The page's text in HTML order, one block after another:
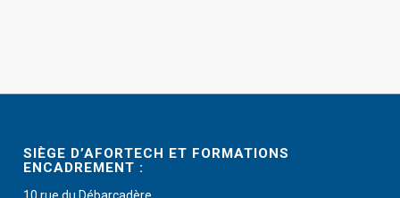
SIÈGE D’AFORTECH ET FORMATIONS
ENCADREMENT :